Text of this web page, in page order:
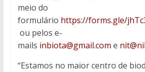
meio do
formulário https://forms.gle/
ou pelos e-
mails inbiota@gmail.com e
“Estamos no maior centro de